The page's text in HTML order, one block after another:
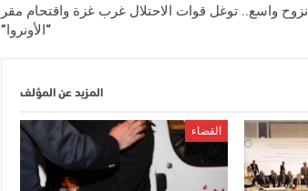
نزوح واسع.. توغل قوات الاحتلال غرب غزة واقتحام مقر
“الأونروا”
المزيد عن المؤلف
القضاء